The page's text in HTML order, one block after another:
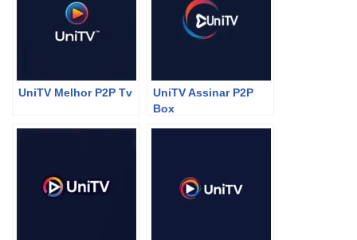
UniTV Melhor P2P Tv
UniTV Assinar P2P
Box